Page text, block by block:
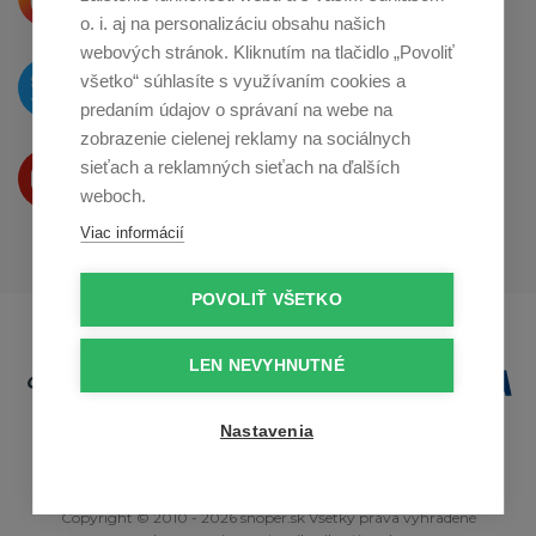
o zdieľanie naInstagrame
O novinkách píšeme
na Twitteri
Produkty Vám predstavujeme
naYoutube
Copyright © 2010 - 2026 snoper.sk Všetky práva vyhradené
o. i. aj na personalizáciu obsahu našich
webových stránok. Kliknutím na tlačidlo „Povoliť
všetko“ súhlasíte s využívaním cookies a
predaním údajov o správaní na webe na
zobrazenie cielenej reklamy na sociálnych
sieťach a reklamných sieťach na ďalších
weboch.
Viac informácií
POVOLIŤ VŠETKO
LEN NEVYHNUTNÉ
Nastavenia